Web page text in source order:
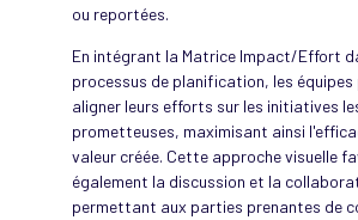
ou reportées.
En intégrant la Matrice Impact/Effort
processus de planification, les équipes
aligner leurs efforts sur les initiatives
prometteuses, maximisant ainsi
valeur créée. Cette approche visuelle
également la discussion et la
permettant aux parties prenantes de